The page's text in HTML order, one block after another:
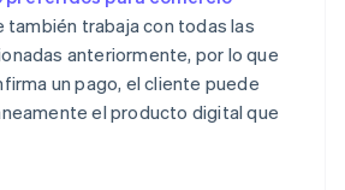
también trabaja con todas las
anteriormente, por lo que
un pago, el cliente puede
el producto digital que